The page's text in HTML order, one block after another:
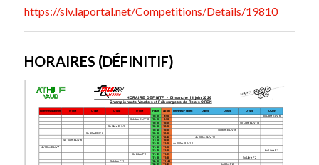
https://slv.laportal.net/Competitions/Details/19810
HORAIRES (DÉFINITIF)